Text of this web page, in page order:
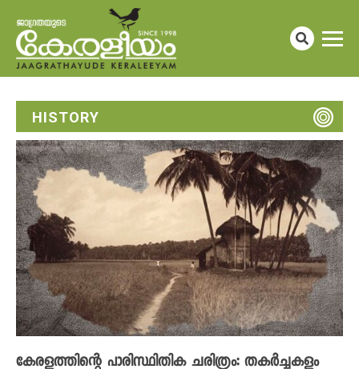
HISTORY
കേരളത്തിന്റെ പാരിസ്ഥിതിക ചരിത്രം: തകർച്ചകളും